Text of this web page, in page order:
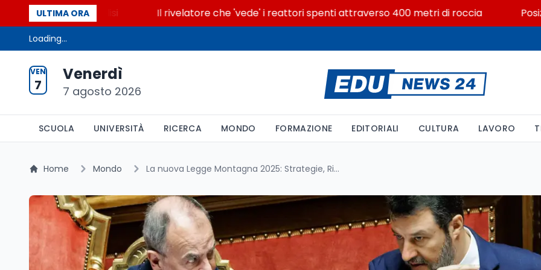
ULTIMA ORA
la glicolisi Il rivelatore che 'vede' i reattori spenti attraverso 400 metri di roccia Posizioni
Loading...
VEN
7
Venerdì
7 agosto 2026
SCUOLA UNIVERSITÀ RICERCA MONDO FORMAZIONE EDITORIALI CULTURA LAVORO
Home Mondo La nuova Legge Montagna 2025: Strategie, Risorse e Futuro per le Terre Alte d’Italia